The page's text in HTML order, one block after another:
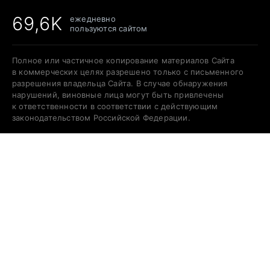
69,6K
ежедневно
пользуются сайтом
Полное или частичное копирование материалов Сайта
в коммерческих целях разрешено только с письменного
разрешения владельца Сайта. В случае обнаружения
нарушений, виновные лица могут быть привлечены
к ответственности в соответствии с действующим
законодательством Российской Федерации.